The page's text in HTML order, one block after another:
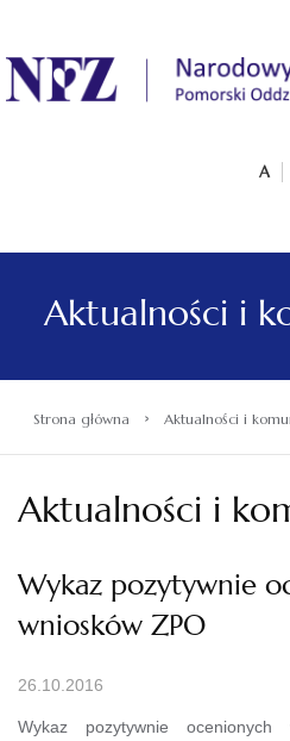
.
A
Aktualności i
Strona główna › Aktualności i
Aktualności i
Wykaz pozytywnie
wniosków ZPO
26.10.2016
Wykaz pozytywnie